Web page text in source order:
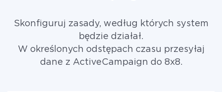
Skonfiguruj zasady, według których system
będzie działał.
W określonych odstępach czasu przesyłaj
dane z ActiveCampaign do 8x8.